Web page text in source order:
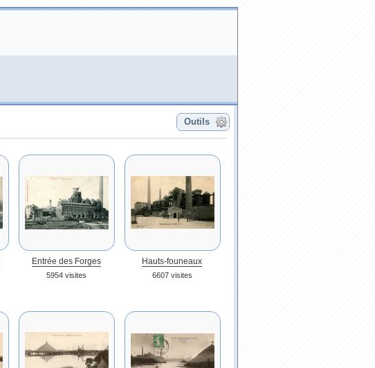
Outils
Entrée des Forges
5954 visites
Hauts-founeaux
6607 visites